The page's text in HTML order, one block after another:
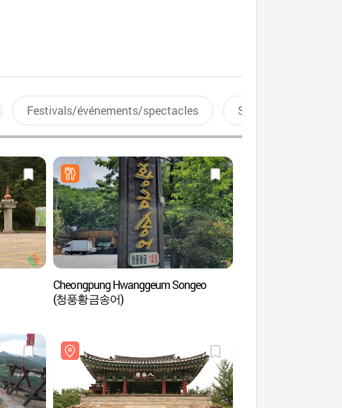
Festivals/événements/spectacles Sports aquatiques
Cheongpung Hwanggeum Songeo
(청풍황금송어)